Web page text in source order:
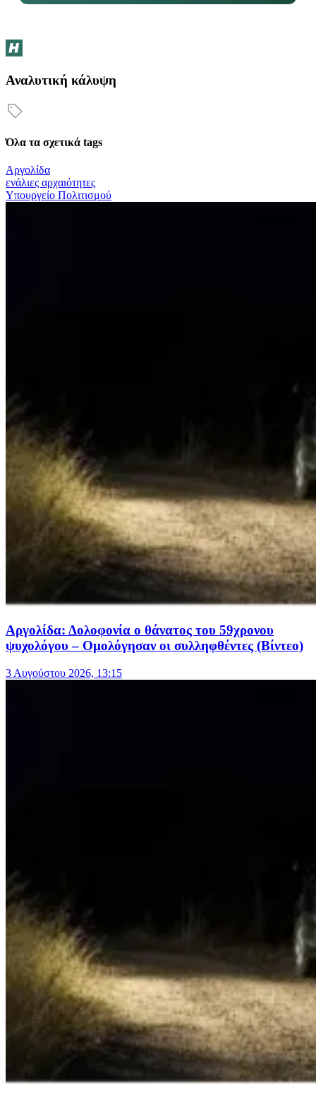
Αναλυτική κάλυψη
Όλα τα σχετικά tags
Αργολίδα
ενάλιες αρχαιότητες
Υπουργείο Πολιτισμού
Αργολίδα: Δολοφονία ο θάνατος του 59χρονου
ψυχολόγου – Ομολόγησαν οι συλληφθέντες (Βίντεο)
3 Αυγούστου 2026, 13:15